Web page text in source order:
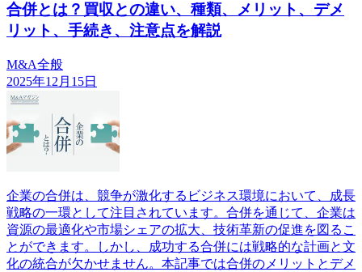
合併とは？買収との違い、種類、メリット、デメ
リット、手続き、注意点を解説
M&A全般
2025年12月15日
企業の合併は、競争が激化するビジネス環境において、成長
戦略の一環として注目されています。合併を通じて、企業は
資源の最適化や市場シェアの拡大、技術革新の促進を図るこ
とができます。しかし、成功する合併には戦略的な計画と文
化の統合が欠かせません。本記事では合併のメリットとデメ